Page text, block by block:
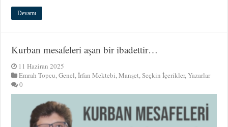
Devamı
Kurban mesafeleri aşan bir ibadettir…
11 Haziran 2025
Emrah Topcu,Genel,İrfan Mektebi,Manşet,Seçkin İçerikler,Yazarlar
0